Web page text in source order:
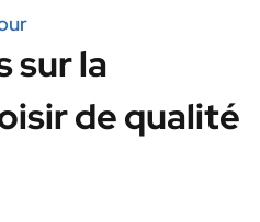
sur la
de qualité